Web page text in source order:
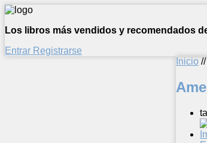
Los libros más vendidos y recomendados
Entrar Registrarse
Inicio //